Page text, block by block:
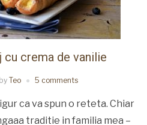
cu crema de vanilie
by Teo 5 comments
ca va spun o reteta. Chiar
traditie in familia mea –